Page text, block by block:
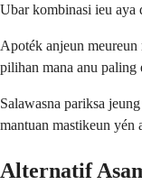
Ubar kombinasi ieu aya
Apoték anjeun
pilihan mana anu
Salawasna pariksa
mantuan mastikeun yén
Alternatif